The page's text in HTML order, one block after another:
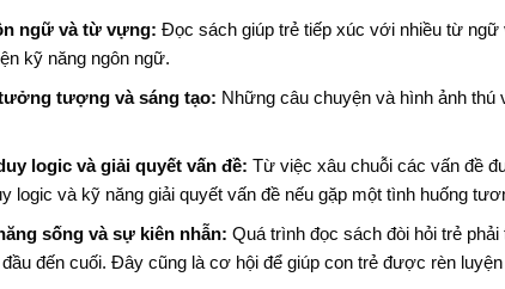
ngữ và từ vựng: Đọc sách giúp trẻ tiếp xúc với nhiều từ
kỹ năng ngôn ngữ.
tượng và sáng tạo: Những câu chuyện và hình ảnh
logic và giải quyết vấn đề: Từ việc xâu chuỗi các vấn đề
logic và kỹ năng giải quyết vấn đề nếu gặp một tình huống
sống và sự kiên nhẫn: Quá trình đọc sách đòi hỏi trẻ
đến cuối. Đây cũng là cơ hội để giúp con trẻ được rèn